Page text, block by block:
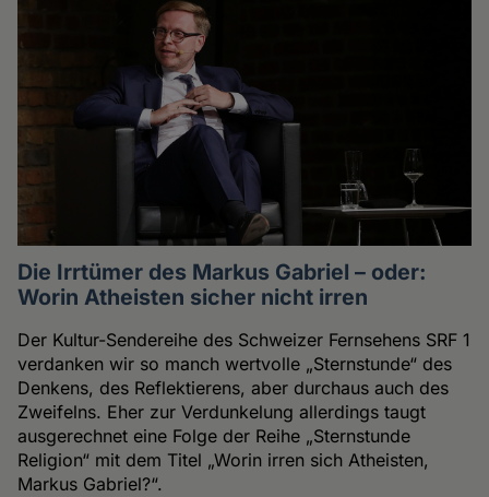
Die Irrtümer des Markus Gabriel – oder:
Worin Atheisten sicher nicht irren
Der Kultur-Sendereihe des Schweizer Fernsehens SRF 1
verdanken wir so manch wertvolle „Sternstunde“ des
Denkens, des Reflektierens, aber durchaus auch des
Zweifelns. Eher zur Verdunkelung allerdings taugt
ausgerechnet eine Folge der Reihe „Sternstunde
Religion“ mit dem Titel „Worin irren sich Atheisten,
Markus Gabriel?“.